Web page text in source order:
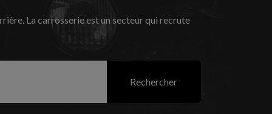
La carrosserie est un secteur qui recrute
Rechercher